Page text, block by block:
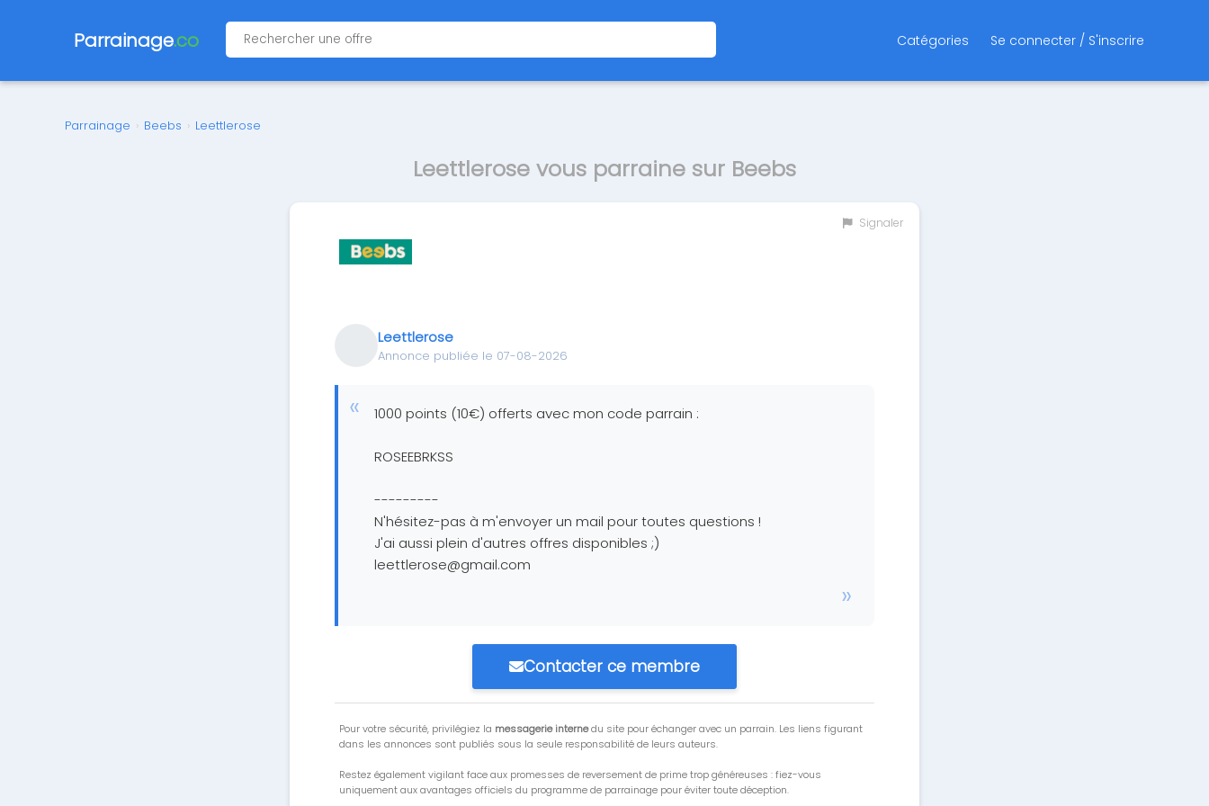
Parrainage.co Catégories Se connecter / S'inscrire
Parrainage › Beebs › Leettlerose
Leettlerose vous parraine sur Beebs
Signaler
Leettlerose
Annonce publiée le 07-08-2026
1000 points (10€) offerts avec mon code parrain :
ROSEEBRKSS
---------
N'hésitez-pas à m'envoyer un mail pour toutes questions !
J'ai aussi plein d'autres offres disponibles ;)
leettlerose@gmail.com
Contacter ce membre
Pour votre sécurité, privilégiez la messagerie internedu site pour échanger avec un parrain. Les liens figurant
dans les annonces sont publiés sous la seule responsabilité de leurs auteurs.
Restez également vigilant face aux promesses de reversement de prime trop généreuses : fiez-vous
uniquement aux avantages officiels du programme de parrainage pour éviter toute déception.